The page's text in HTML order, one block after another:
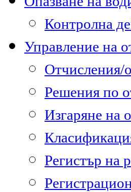
Контролна
Управление на
Отчисления/
Решения по
Изгаряне на
Регистър на